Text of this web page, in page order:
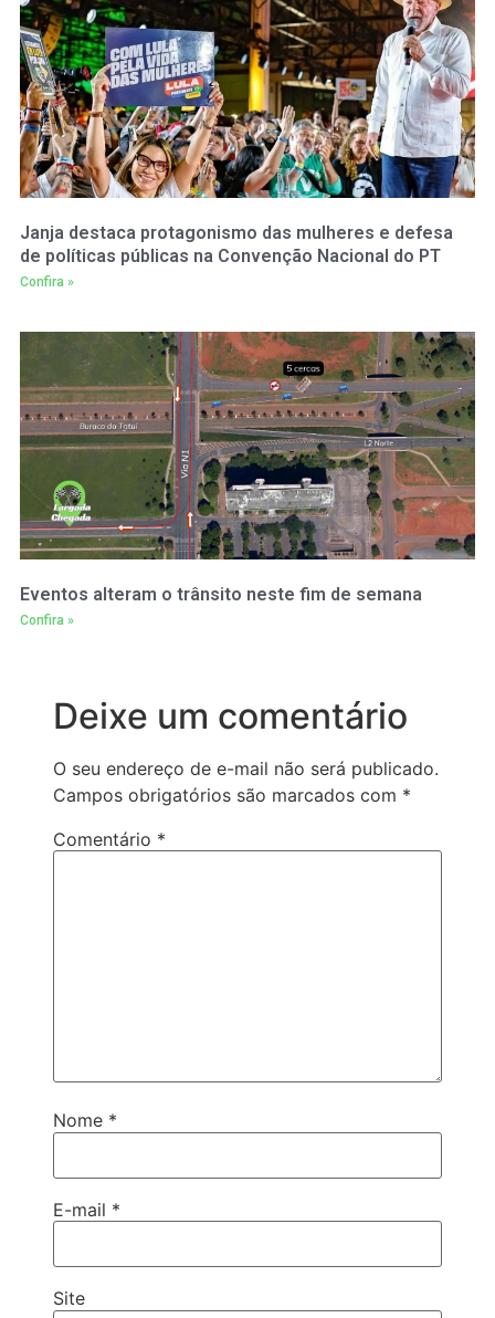
Janja destaca protagonismo das mulheres e defesa
de políticas públicas na Convenção Nacional do PT
Confira »
Eventos alteram o trânsito neste fim de semana
Confira »
Deixe um comentário
O seu endereço de e-mail não será publicado.
Campos obrigatórios são marcados com *
Comentário *
Nome *
E-mail *
Site